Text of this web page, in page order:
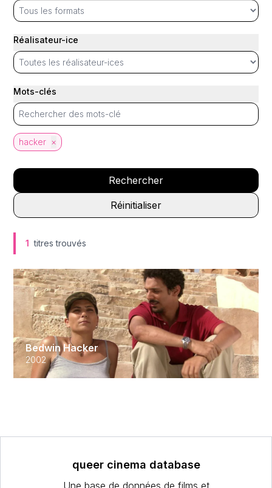
Réalisateur-ice
Mots-clés
hacker ×
Rechercher
Réinitialiser
1 titres trouvés
Bedwin Hacker
2002
queer cinema database
Une base de données de films et